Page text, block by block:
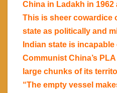
China in Ladakh in 1962
This is sheer cowardice
state as politically and
Indian state is
Communist China’s
large chunks of its
“The empty vessel